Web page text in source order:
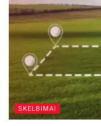
SKELBIMAI